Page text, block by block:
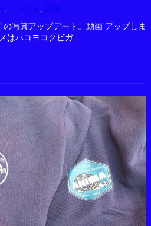
, ミズガメ , 情報
写真アップデート。動画 アップしま
はハコヨコクビガ…